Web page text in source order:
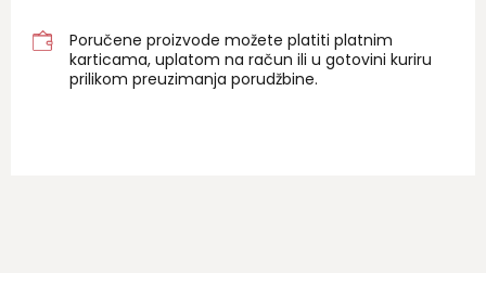
Poručene proizvode možete platiti platnim
karticama, uplatom na račun ili u gotovini kuriru
prilikom preuzimanja porudžbine.